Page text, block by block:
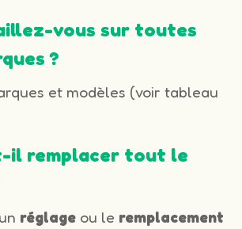
vous sur toutes
?
et modèles (voir tableau
il remplacer tout le
réglage ou le remplacement